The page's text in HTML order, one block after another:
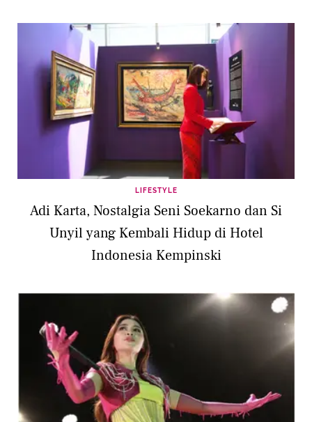
LIFESTYLE
Adi Karta, Nostalgia Seni Soekarno dan Si
Unyil yang Kembali Hidup di Hotel
Indonesia Kempinski